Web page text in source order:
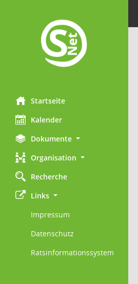
Startseite
Kalender
Dokumente
Organisation
Recherche
Links
Impressum
Datenschutz
Ratsinformationssystem